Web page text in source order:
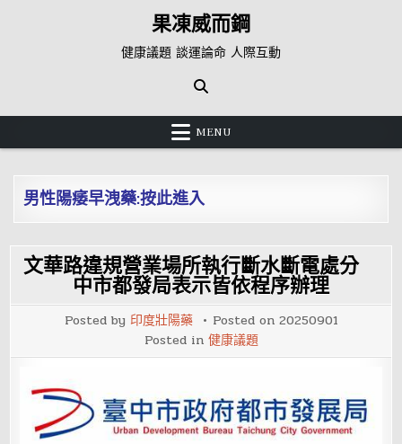
果凍威而鋼
健康議題 談運論命 人際互動
MENU
男性陽痿早洩藥:按此進入
文華路違規營業場所執行斷水斷電處分
中市都發局表示皆依程序辦理
Posted by 印度壯陽藥 Posted on 20250901
Posted in 健康議題